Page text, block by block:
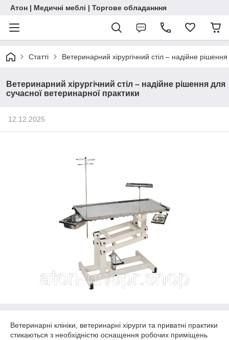
Атон | Медичні меблі | Торгове обладанння
Статті Ветеринарний хірургічний стіл – надійне
Ветеринарний хірургічний стіл – надійне рішення для
сучасної ветеринарної практики
12.12.2025
Ветеринарні клініки, ветеринарні хірурги та приватні практики
стикаються з необхідністю оснащення робочих приміщень